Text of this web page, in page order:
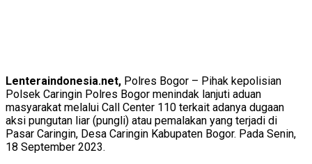
Lenteraindonesia.net, Polres Bogor – Pihak kepolisian
Polsek Caringin Polres Bogor menindak lanjuti aduan
masyarakat melalui Call Center 110 terkait adanya dugaan
aksi pungutan liar (pungli) atau pemalakan yang terjadi di
Pasar Caringin, Desa Caringin Kabupaten Bogor. Pada Senin,
18 September 2023.